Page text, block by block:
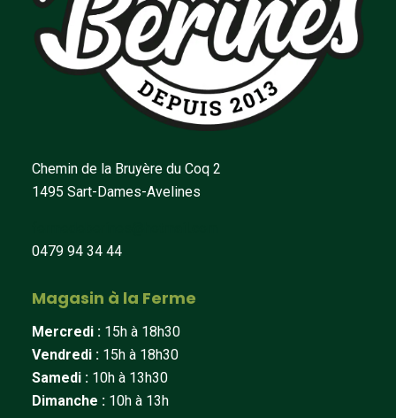
Chemin de la Bruyère du Coq 2
1495 Sart-Dames-Avelines
0479 94 34 44
Magasin à la Ferme
Mercredi : 15h à 18h30
Vendredi : 15h à 18h30
Samedi : 10h à 13h30
Dimanche : 10h à 13h